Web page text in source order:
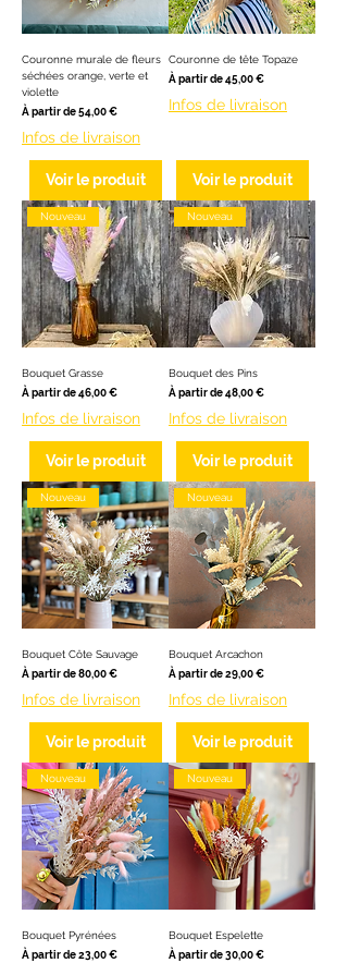
Couronne murale de fleurs
séchées orange, verte et
violette
À partir de54,00 €
Prix promotionnel
Infos de livraison
Voir le produit
Couronne de tête Topaze
À partir de45,00 €
Prix promotionnel
Infos de livraison
Voir le produit
Nouveau
Bouquet Grasse
À partir de46,00 €
Prix promotionnel
Infos de livraison
Voir le produit
Nouveau
Bouquet des Pins
À partir de48,00 €
Prix promotionnel
Infos de livraison
Voir le produit
Nouveau
Bouquet Côte Sauvage
À partir de80,00 €
Prix promotionnel
Infos de livraison
Voir le produit
Nouveau
Bouquet Arcachon
À partir de29,00 €
Prix promotionnel
Infos de livraison
Voir le produit
Nouveau
Bouquet Pyrénées
À partir de23,00 €
Prix promotionnel
Nouveau
Bouquet Espelette
À partir de30,00 €
Prix promotionnel